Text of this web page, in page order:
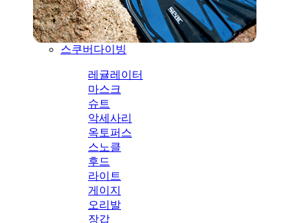
스쿠버다이빙
레귤레이터
마스크
슈트
악세사리
옥토퍼스
스노클
후드
라이트
게이지
오리발
장갑